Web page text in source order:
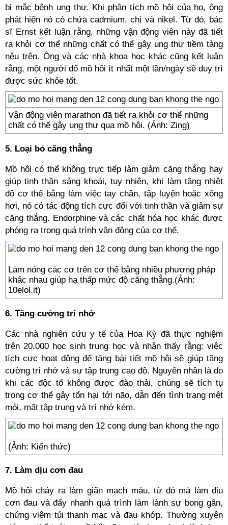
bị mắc bệnh ung thư. Khi phân tích mồ hôi của họ, ông
phát hiện nó có chứa cadmium, chì và nikel. Từ đó, bác
sĩ Ernst kết luận rằng, những vận động viên này đã tiết
ra khỏi cơ thể những chất có thể gây ung thư tiềm tàng
nêu trên. Ông và các nhà khoa học khác cũng kết luận
rằng, một người đổ mồ hôi ít nhất một lần/ngày sẽ duy trì
được sức khỏe tốt.
Vận động viên marathon đã tiết ra khỏi cơ thể những
chất có thể gây ung thư qua mồ hôi. (Ảnh: Zing)
5. Loại bỏ căng thẳng
Mồ hôi có thể không trực tiếp làm giảm căng thẳng hay
giúp tinh thần sảng khoái, tuy nhiên, khi làm tăng nhiệt
độ cơ thể bằng làm việc tay chân, tập luyện hoặc xông
hơi, nó có tác động tích cực đối với tinh thần và giảm sự
căng thẳng. Endorphine và các chất hóa học khác được
phóng ra trong quá trình vận động của cơ thể.
Làm nóng các cơ trên cơ thể bằng nhiều phương pháp
khác nhau giúp hạ thấp mức độ căng thẳng.(Ảnh:
10elol.it)
6. Tăng cường trí nhớ
Các nhà nghiên cứu y tế của Hoa Kỳ đã thực nghiệm
trên 20.000 học sinh trung học và nhận thấy rằng: việc
tích cực hoạt động để tăng bài tiết mồ hôi sẽ giúp tăng
cường trí nhớ và sự tập trung cao độ. Nguyên nhân là do
khi các độc tố không được đào thải, chúng sẽ tích tụ
trong cơ thể gây tổn hại tới não, dẫn đến tình trạng mệt
mỏi, mất tập trung và trí nhớ kém.
(Ảnh: Kiến thức)
7. Làm dịu cơn đau
Mồ hôi chảy ra làm giãn mạch máu, từ đó mà làm dịu
cơn đau và đẩy nhanh quá trình làm lành sự bong gân,
chứng viêm túi thanh mạc và đau khớp. Thường xuyên